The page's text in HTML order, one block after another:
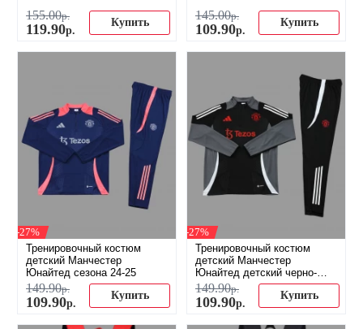
155.00р.
119.90р.
Купить
145.00р.
109.90р.
Купить
-27%
Тренировочный костюм
детский Манчестер
Юнайтед сезона 24-25
149.90р.
109.90р.
Купить
-27%
Тренировочный костюм
детский Манчестер
Юнайтед детский черно-
серый
149.90р.
109.90р.
Купить